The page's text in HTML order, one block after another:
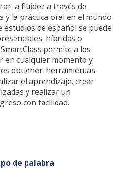
la fluidez a través de
y la práctica oral en el mundo
estudios de español se puede
híbridas o
permite a los
en cualquier momento y
obtienen herramientas
el aprendizaje, crear
y realizar un
con facilidad.
de palabra